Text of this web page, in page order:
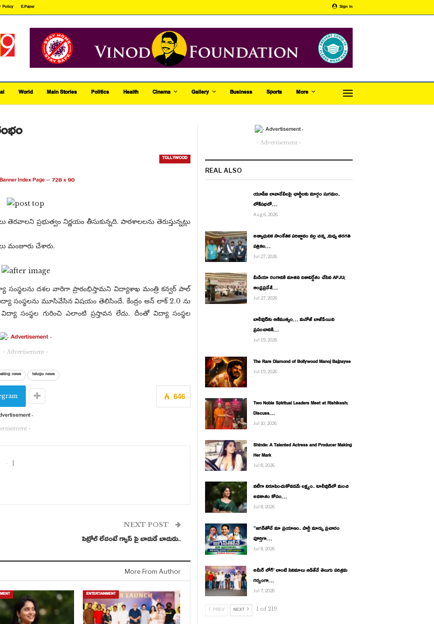
Sign In
Policy E-Paper
World Main Stories Politics Health Cinema Gallery Business Sports More
TOLLYWOOD
ప్రభుత్వం నిర్ణయం తీసుకున్నది. పాఠశాలలను తెరుస్తున్నట్లు
మంజూరు చేశారు.
సంస్థలను దశల వారిగా ప్రారంభిస్తామని విద్యాశాఖ మంత్రి కన్వర్ పాల్
సంస్థలను మూసివేసిన విషయం తెలిసిందే. కేంద్రం అన్ లాక్ 2.0 ను
సంస్థల గురించి ఎలాంటి ప్రస్తావన లేదు. దీంతో విద్యా సంస్థల
- Advertisement -
news telugu news
646
-
1
NEXT POST
పెట్రోల్ లేదంటే గ్యాస్ పై బాదుడే బాదుడు..
More From Author
ENTERTAINMENT
- Advertisement -
REAL ALSO
యూపీఐ లావాదేవీలపై ఛార్జీలకు మార్గం సుగమం..
లోక్‌సభలో…
Aug 6, 2026
అత్యాధునిక సాంకేతిక పరిజ్ఞానం వల్ల చిన్న ,మధ్య తరగతి
పత్రికల…
Jul 27, 2026
మీడియా రంగానికి నూతన దిశానిర్దేశం చేసిన APJU(
ఆంధ్రప్రదేశ్…
Jul 27, 2026
బాలీవుడ్‌కు ఆణిముత్యం… మనోజ్ బాజ్‌పేయిని
ప్రపంచానికి…
Jul 15, 2026
The Rare Diamond of Bollywood Manoj Bajpayee
Jul 15, 2026
Two Noble Spiritual Leaders Meet at Rishikesh;
Discuss…
Jul 10, 2026
Shinde: A Talented Actress and Producer Making
Her Mark
Jul 8, 2026
నటీగా నిరూపించుకోవడమే లక్ష్యం.. టాలీవుడ్‌లో మంచి
అవకాశం కోసం…
Jul 8, 2026
“జగన్‌తోనే మా ప్రయాణం.. పార్టీ మార్పు ప్రచారం
పూర్తిగా…
Jul 8, 2026
అమీర్ లోగ్’ లాంటి సినిమాలు ఆడితేనే తెలుగు పరిశ్రమ
గర్వంగా…
Jul 7, 2026
PREV NEXT 1 of 219